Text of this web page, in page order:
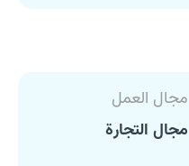
مجال العمل
مجال التجارة